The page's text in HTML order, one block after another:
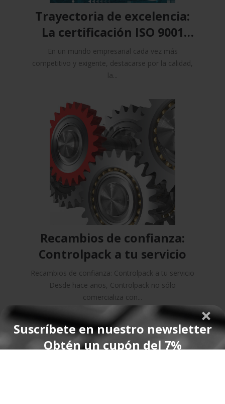
Suscríbete en nuestro newsletter
Obtén un cupón del 7%
Trayectoria de excelencia:
La certificación ISO 9001
perdura en Controlpack
En un mundo empresarial cada vez más
competitivo y exigente, destacarse por la calidad,
la...
Recambios de confianza:
Controlpack a tu servicio
Recambios de confianza: Controlpack a tu servicio
Desde hace años, Controlpack no sólo
comercializa con...